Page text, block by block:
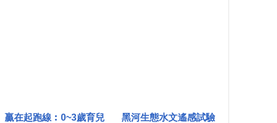
贏在起跑線︰0~3歲育兒
黑河生態水文遙感試驗